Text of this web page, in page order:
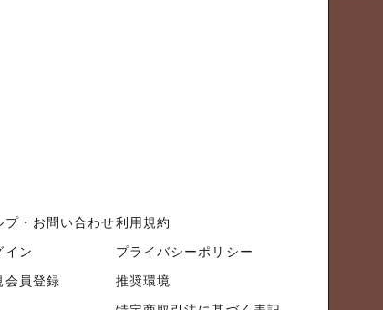
プ・お問い合わせ
イン
会員登録
利用規約
プライバシーポリシー
推奨環境